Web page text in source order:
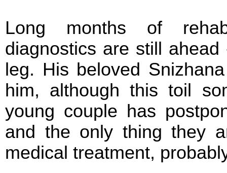
Long months of
diagnostics are still
leg. His beloved
him, although this toil
young couple has
and the only thing they
medical treatment,